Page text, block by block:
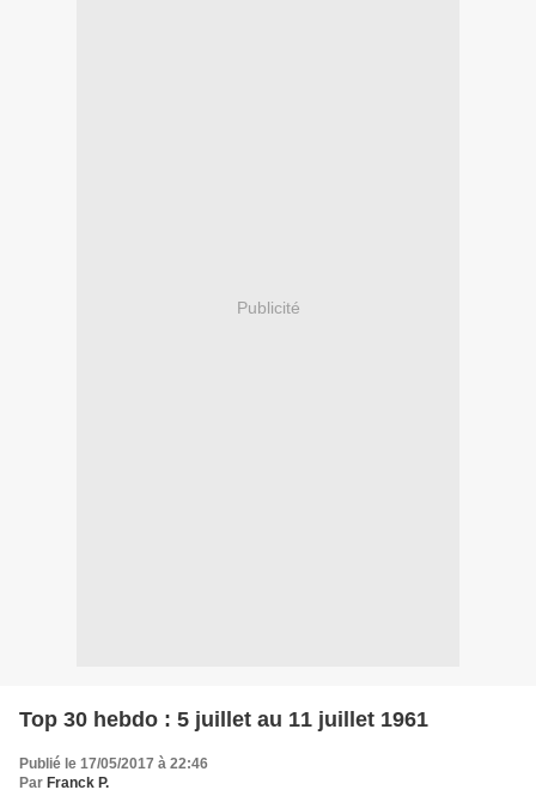
Publicité
Top 30 hebdo : 5 juillet au 11 juillet 1961
Publié le 17/05/2017 à 22:46
Par Franck P.